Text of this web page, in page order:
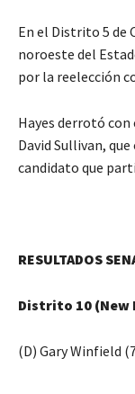
En el Distrito 5 de
noroeste del
por la reelección
Hayes derrotó
David Sullivan,
candidato que
RESULTADOS
Distrito 10 (New
(D) Gary Winfield